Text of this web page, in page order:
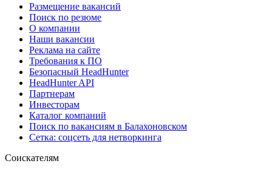
Размещение вакансий
Поиск по резюме
О компании
Наши вакансии
Реклама на сайте
Требования к ПО
Безопасный HeadHunter
HeadHunter API
Партнерам
Инвесторам
Каталог компаний
Поиск по вакансиям в Балахоновском
Сетка: соцсеть для нетворкинга
Соискателям